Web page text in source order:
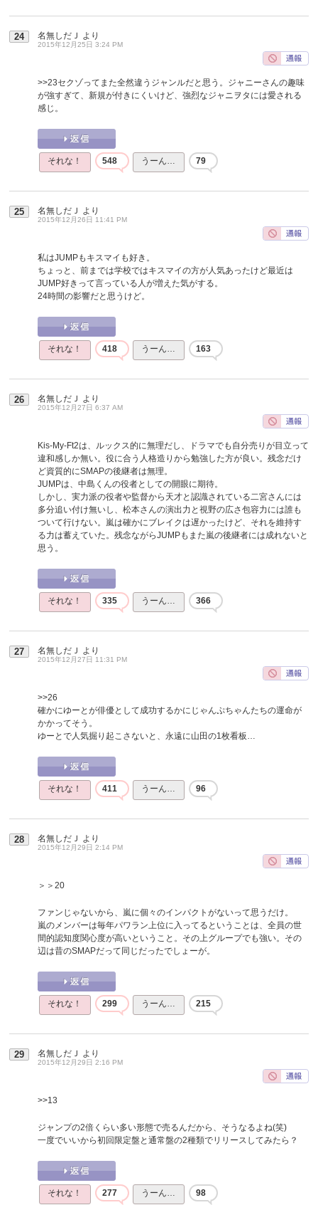
24 名無しだＪ より
2015年12月25日 3:24 PM
>>23セクゾってまた全然違うジャンルだと思う。ジャニーさんの趣味
が強すぎて、新規が付きにくいけど、強烈なジャニヲタには愛される
感じ。
それな！ 548 うーん… 79
25 名無しだＪ より
2015年12月26日 11:41 PM
私はJUMPもキスマイも好き。
ちょっと、前までは学校ではキスマイの方が人気あったけど最近は
JUMP好きって言っている人が増えた気がする。
24時間の影響だと思うけど。
それな！ 418 うーん… 163
26 名無しだＪ より
2015年12月27日 6:37 AM
Kis-My-Ft2は、ルックス的に無理だし、ドラマでも自分売りが目立って
違和感しか無い。役に合う人格造りから勉強した方が良い。残念だけ
ど資質的にSMAPの後継者は無理。
JUMPは、中島くんの役者としての開眼に期待。
しかし、実力派の役者や監督から天才と認識されている二宮さんには
多分追い付け無いし、松本さんの演出力と視野の広さ包容力には誰も
ついて行けない。嵐は確かにブレイクは遅かったけど、それを維持す
る力は蓄えていた。残念ながらJUMPもまた嵐の後継者には成れないと
思う。
それな！ 335 うーん… 366
27 名無しだＪ より
2015年12月27日 11:31 PM
>>26
確かにゆーとが俳優として成功するかにじゃんぷちゃんたちの運命が
かかってそう。
ゆーとで人気掘り起こさないと、永遠に山田の1枚看板…
それな！ 411 うーん… 96
28 名無しだＪ より
2015年12月29日 2:14 PM
＞＞20
ファンじゃないから、嵐に個々のインパクトがないって思うだけ。
嵐のメンバーは毎年パワラン上位に入ってるということは、全員の世
間的認知度関心度が高いということ。その上グループでも強い。その
辺は昔のSMAPだって同じだったでしょーが。
それな！ 299 うーん… 215
29 名無しだＪ より
2015年12月29日 2:16 PM
>>13
ジャンプの2倍くらい多い形態で売るんだから、そうなるよね(笑)
一度でいいから初回限定盤と通常盤の2種類でリリースしてみたら？
それな！ 277 うーん… 98